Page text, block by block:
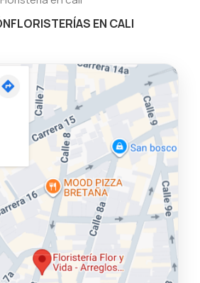
FLORISTERÍAS EN CALI